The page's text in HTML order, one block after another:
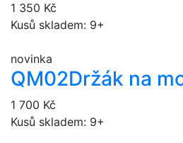
1 350 Kč
Kusů skladem: 9+
novinka
QM02Držák na
1 700 Kč
Kusů skladem: 9+